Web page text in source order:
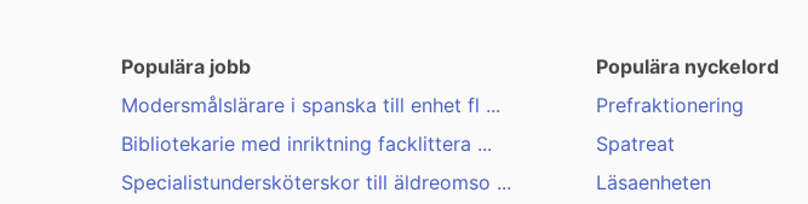
Populära jobb
Modersmålslärare i spanska till enhet fl ...
Bibliotekarie med inriktning facklittera ...
Specialistundersköterskor till äldreomso ...
Populära nyckelord
Prefraktionering
Spatreat
Läsaenheten